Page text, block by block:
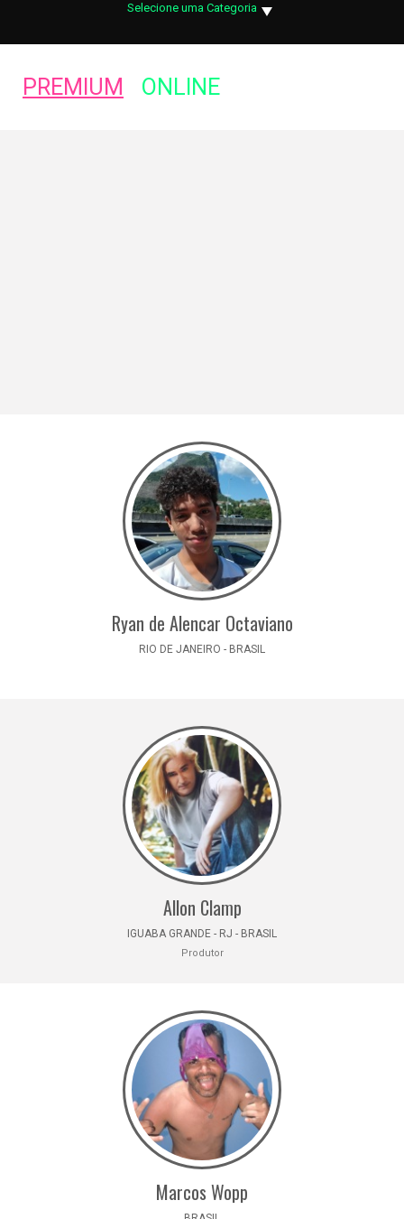
Selecione uma Categoria
PREMIUM ONLINE
Ryan de Alencar Octaviano
RIO DE JANEIRO - BRASIL
Allon Clamp
IGUABA GRANDE - RJ - BRASIL
Produtor
Marcos Wopp